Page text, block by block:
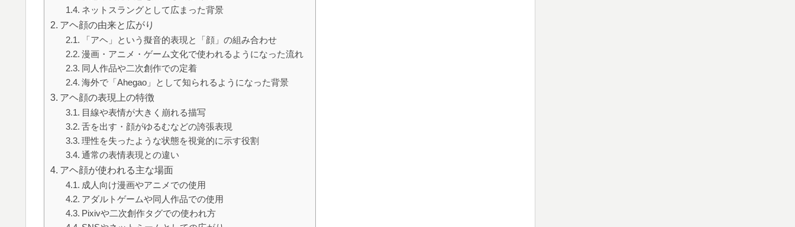
ネットスラングとして広まった背景
アヘ顔の由来と広がり
「アヘ」という擬音的表現と「顔」の組み合わせ
漫画・アニメ・ゲーム文化で使われるようになった流れ
同人作品や二次創作での定着
海外で「Ahegao」として知られるようになった背景
アヘ顔の表現上の特徴
目線や表情が大きく崩れる描写
舌を出す・顔がゆるむなどの誇張表現
理性を失ったような状態を視覚的に示す役割
通常の表情表現との違い
アヘ顔が使われる主な場面
成人向け漫画やアニメでの使用
アダルトゲームや同人作品での使用
Pixivや二次創作タグでの使われ方